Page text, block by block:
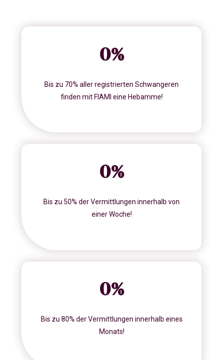
0%
Bis zu 70% aller registrierten Schwangeren
finden mit FIAMI eine Hebamme!
0%
Bis zu 50% der Vermittlungen innerhalb von
einer Woche!
0%
Bis zu 80% der Vermittlungen innerhalb eines
Monats!